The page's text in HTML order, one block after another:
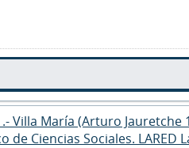
Villa María (Arturo Jauretche
Ciencias Sociales. LARED